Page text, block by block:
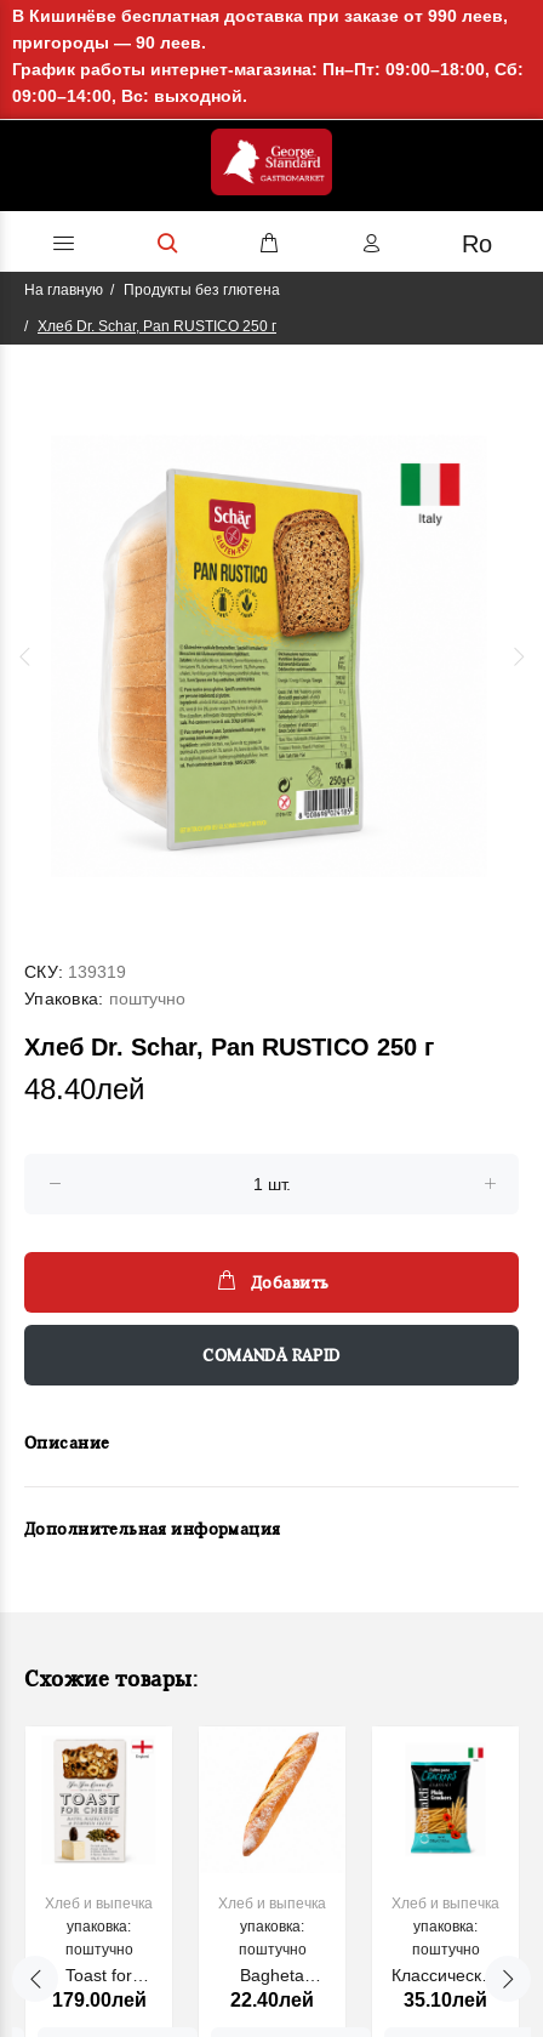
В Кишинёве бесплатная доставка при заказе от 990 леев,
пригороды — 90 леев.
График работы интернет-магазина: Пн–Пт: 09:00–18:00, Сб:
09:00–14:00, Вс: выходной.
Ro
На главную Продукты без глютена
Хлеб Dr. Schar, Pan RUSTICO 250 г
СКУ: 139319
Упаковка: поштучно
Хлеб Dr. Schar, Pan RUSTICO 250 г
48.40лей
Добавить
COMANDĂ RAPID
Описание
Дополнительная информация
Схожие товары:
Хлеб и выпечка
упаковка:
поштучно
Toast for
Cheese с
179.00лей
Хлеб и выпечка
упаковка:
поштучно
Bagheta
franceza 300g
22.40лей
Хлеб и выпечка
упаковка:
поштучно
Классические
крекеры CR,
35.10лей